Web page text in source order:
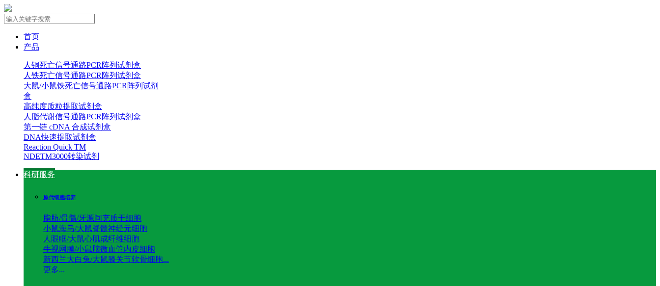
首页
产品
人铜死亡信号通路PCR阵列试剂盒
人铁死亡信号通路PCR阵列试剂盒
大鼠/小鼠铁死亡信号通路PCR阵列试剂
盒
高纯度质粒提取试剂盒
人脂代谢信号通路PCR阵列试剂盒
第一链 cDNA 合成试剂盒
DNA快速提取试剂盒
Reaction Quick TM
NDETM3000转染试剂
科研服务
原代细胞培养
脂肪/骨髓/牙源间充质干细胞
小鼠海马/大鼠脊髓神经元细胞
人眼眶/大鼠心肌成纤维细胞
牛视网膜/小鼠脑微血管内皮细胞
新西兰大白兔/大鼠膝关节软骨细胞...
更多...